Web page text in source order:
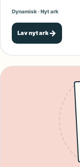
Dynamisk · Nyt ark
Lav nyt ark→